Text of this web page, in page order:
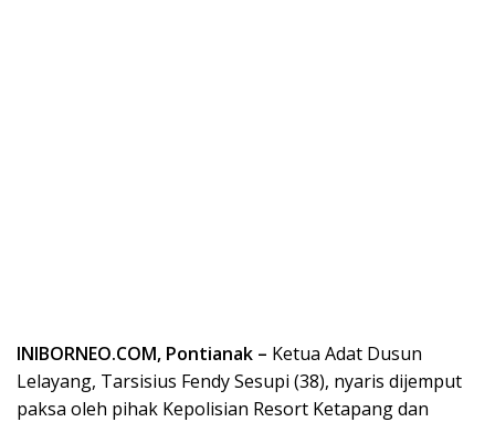
INIBORNEO.COM, Pontianak – Ketua Adat Dusun
Lelayang, Tarsisius Fendy Sesupi (38), nyaris dijemput
paksa oleh pihak Kepolisian Resort Ketapang dan